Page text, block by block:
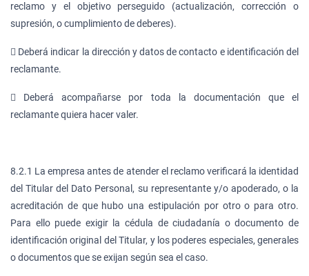
reclamo y el objetivo perseguido (actualización, corrección o
supresión, o cumplimiento de deberes).
 Deberá indicar la dirección y datos de contacto e identificación del
reclamante.
 Deberá acompañarse por toda la documentación que el
reclamante quiera hacer valer.
8.2.1 La empresa antes de atender el reclamo verificará la identidad
del Titular del Dato Personal, su representante y/o apoderado, o la
acreditación de que hubo una estipulación por otro o para otro.
Para ello puede exigir la cédula de ciudadanía o documento de
identificación original del Titular, y los poderes especiales, generales
o documentos que se exijan según sea el caso.